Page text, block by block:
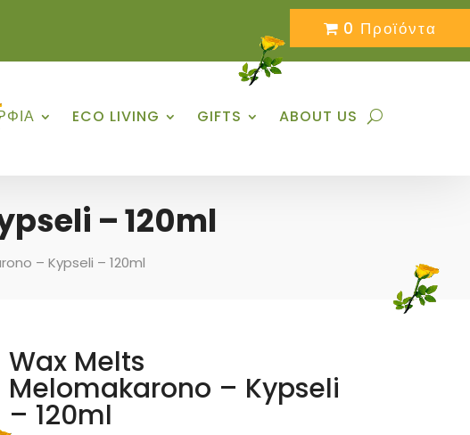
0 Προϊόντα
ECO LIVING GIFTS ABOUT US
– 120ml
– Kypseli – 120ml
Wax Melts
Melomakarono – Kypseli
– 120ml